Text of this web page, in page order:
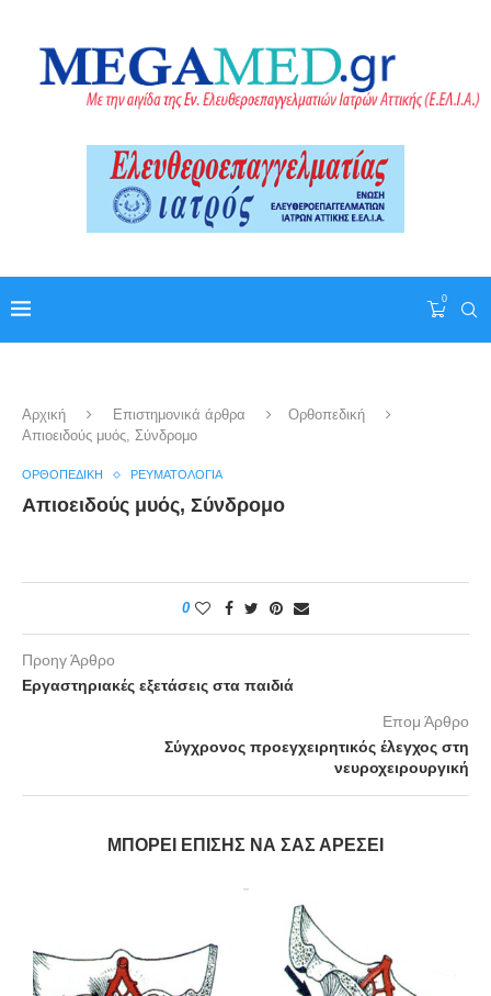
0
Αρχική Επιστημονικά άρθρα
Ορθοπεδική
Απιοειδούς μυός, Σύνδρομο
ΟΡΘΟΠΕΔΙΚΉ ΡΕΥΜΑΤΟΛΟΓΊΑ
Απιοειδούς μυός, Σύνδρομο
0
Προηγ Άρθρο
Εργαστηριακές εξετάσεις στα παιδιά
Επομ Άρθρο
Σύγχρονος προεγχειρητικός έλεγχος στη
νευροχειρουργική
ΜΠΟΡΕΊ ΕΠΊΣΗΣ ΝΑ ΣΑΣ ΑΡΈΣΕΙ